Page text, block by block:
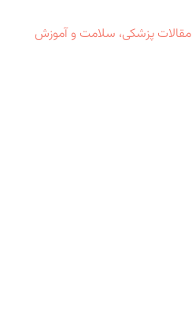
مقالات پزشکی، سلامت و آموزش